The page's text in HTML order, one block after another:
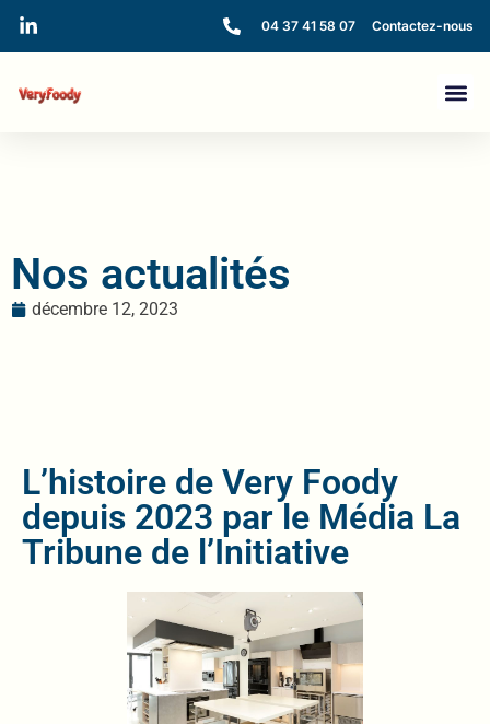
04 37 41 58 07 Contactez-nous
Nos actualités
décembre 12, 2023
L’histoire de Very Foody
depuis 2023 par le Média La
Tribune de l’Initiative